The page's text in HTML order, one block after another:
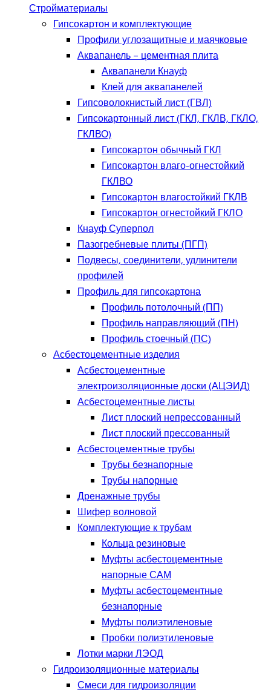
Стройматериалы
Гипсокартон и комплектующие
Профили углозащитные и маячковые
Аквапанель – цементная плита
Аквапанели Кнауф
Клей для аквапанелей
Гипсоволокнистый лист (ГВЛ)
Гипсокартонный лист (ГКЛ, ГКЛВ, ГКЛО,
ГКЛВО)
Гипсокартон обычный ГКЛ
Гипсокартон влаго-огнестойкий
ГКЛВО
Гипсокартон влагостойкий ГКЛВ
Гипсокартон огнестойкий ГКЛО
Кнауф Суперпол
Пазогребневые плиты (ПГП)
Подвесы, соединители, удлинители
профилей
Профиль для гипсокартона
Профиль потолочный (ПП)
Профиль направляющий (ПН)
Профиль стоечный (ПС)
Асбестоцементные изделия
Асбестоцементные
электроизоляционные доски (АЦЭИД)
Асбестоцементные листы
Лист плоский непрессованный
Лист плоский прессованный
Асбестоцементные трубы
Трубы безнапорные
Трубы напорные
Дренажные трубы
Шифер волновой
Комплектующие к трубам
Кольца резиновые
Муфты асбестоцементные
напорные САМ
Муфты асбестоцементные
безнапорные
Муфты полиэтиленовые
Пробки полиэтиленовые
Лотки марки ЛЭОД
Гидроизоляционные материалы
Смеси для гидроизоляции